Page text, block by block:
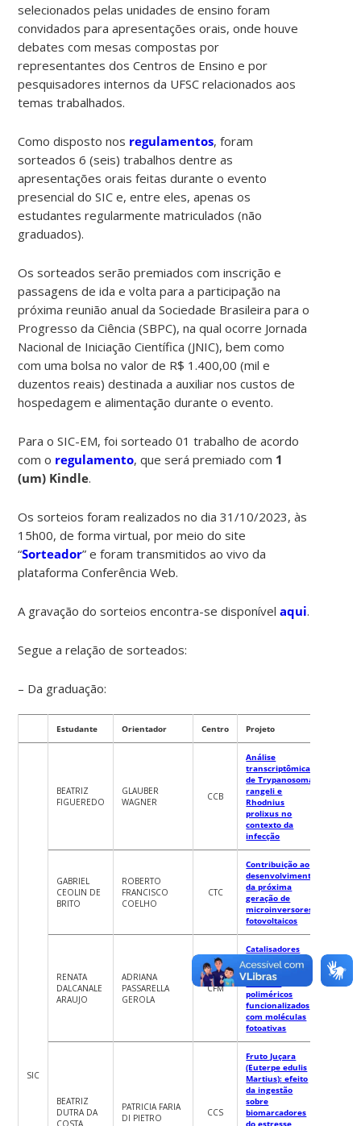
selecionados pelas unidades de ensino foram
convidados para apresentações orais, onde houve
debates com mesas compostas por
representantes dos Centros de Ensino e por
pesquisadores internos da UFSC relacionados aos
temas trabalhados.
Como disposto nos regulamentos, foram
sorteados 6 (seis) trabalhos dentre as
apresentações orais feitas durante o evento
presencial do SIC e, entre eles, apenas os
estudantes regularmente matriculados (não
graduados).
Os sorteados serão premiados com inscrição e
passagens de ida e volta para a participação na
próxima reunião anual da Sociedade Brasileira para o
Progresso da Ciência (SBPC), na qual ocorre Jornada
Nacional de Iniciação Científica (JNIC), bem como
com uma bolsa no valor de R$ 1.400,00 (mil e
duzentos reais) destinada a auxiliar nos custos de
hospedagem e alimentação durante o evento.
Para o SIC-EM, foi sorteado 01 trabalho de acordo
com o regulamento, que será premiado com 1
(um) Kindle.
Os sorteios foram realizados no dia 31/10/2023, às
15h00, de forma virtual, por meio do site
“Sorteador” e foram transmitidos ao vivo da
plataforma Conferência Web.
A gravação do sorteios encontra-se disponívelaqui.
Segue a relação de sorteados:
– Da graduação:
Estudante Orientador Centro Projeto
SIC
BEATRIZ
FIGUEREDO
GLAUBER
WAGNER
CCB
Análise
transcriptômica
de Trypanosoma
rangeli e
Rhodnius
prolixus no
contexto da
infecção
GABRIEL
CEOLIN DE
BRITO
ROBERTO
FRANCISCO
COELHO
CTC
Contribuição ao
desenvolvimento
da próxima
geração de
microinversores
fotovoltaicos
RENATA
DALCANALE
ARAUJO
ADRIANA
PASSARELLA
GEROLA
CFM
Catalisadores
auto-organizados
baseados em
sistemas
poliméricos
funcionalizados
com moléculas
fotoativas
BEATRIZ
DUTRA DA
COSTA
PATRICIA FARIA
DI PIETRO
CCS
Fruto Juçara
(Euterpe edulis
Martius): efeito
da ingestão
sobre
biomarcadores
do estresse